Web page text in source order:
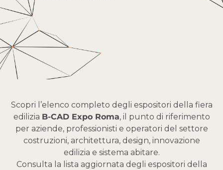
Scopri l’elenco completo degli espositori della fiera
edilizia B-CAD Expo Roma, il punto di riferimento
per aziende, professionisti e operatori del settore
costruzioni, architettura, design, innovazione
edilizia e sistema abitare.
Consulta la lista aggiornata degli espositori della